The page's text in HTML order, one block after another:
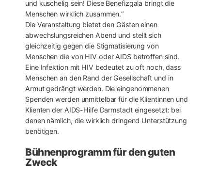
und kuschelig sein! Diese Benefizgala bringt die
Menschen wirklich zusammen.“
Die Veranstaltung bietet den Gästen einen
abwechslungsreichen Abend und stellt sich
gleichzeitig gegen die Stigmatisierung von
Menschen die von HIV oder AIDS betroffen sind.
Eine Infektion mit HIV bedeutet zu oft noch, dass
Menschen an den Rand der Gesellschaft und in
Armut gedrängt werden. Die eingenommenen
Spenden werden unmittelbar für die Klientinnen und
Klienten der AIDS-Hilfe Darmstadt eingesetzt: bei
denen nämlich, die wirklich dringend Unterstützung
benötigen.
Bühnenprogramm für den guten
Zweck